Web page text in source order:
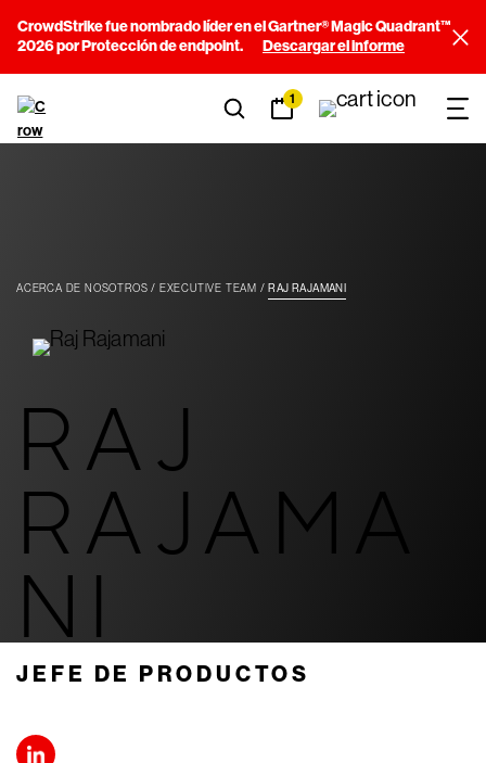
CrowdStrike fue nombrado líder en el Gartner® Magic Quadrant™
2026 por Protección de endpoint.
Descargar el informe
1
ACERCA DE NOSOTROS EXECUTIVE TEAM RAJ RAJAMANI
RAJ
RAJAMA
NI
JEFE DE PRODUCTOS